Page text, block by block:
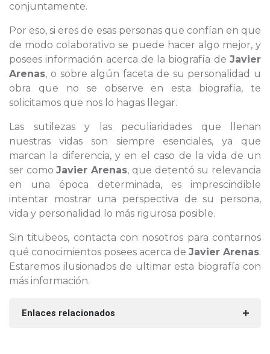
conjuntamente.
Por eso, si eres de esas personas que confían en que
de modo colaborativo se puede hacer algo mejor, y
posees información acerca de la biografía de Javier
Arenas, o sobre algún faceta de su personalidad u
obra que no se observe en esta biografía, te
solicitamos que nos lo hagas llegar.
Las sutilezas y las peculiaridades que llenan
nuestras vidas son siempre esenciales, ya que
marcan la diferencia, y en el caso de la vida de un
ser comoJavier Arenas, que detentó su relevancia
en una época determinada, es imprescindible
intentar mostrar una perspectiva de su persona,
vida y personalidad lo más rigurosa posible.
Sin titubeos, contacta con nosotros para contarnos
qué conocimientos posees acerca de Javier Arenas.
Estaremos ilusionados de ultimar esta biografía con
más información.
Enlaces relacionados